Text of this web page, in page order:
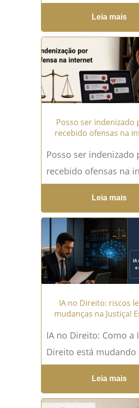
infância entrou
definitivamente no
debate jurídico sobre
sociais. O que...
Leia
Leia mais
Posso ser indenizado
recebido ofensas na
Posso ser indenizado
recebido ofensas na
Ofensas na internet
causar danos muito
do que muitas
imaginam....
Leia
Leia mais
IA no Direito: riscos
mudanças na Justiça!
IA no Direito: Como a
Direito está mudando
Justiça brasileira? IA
deixou de ser um
futurista...Leia mais
Leia mais